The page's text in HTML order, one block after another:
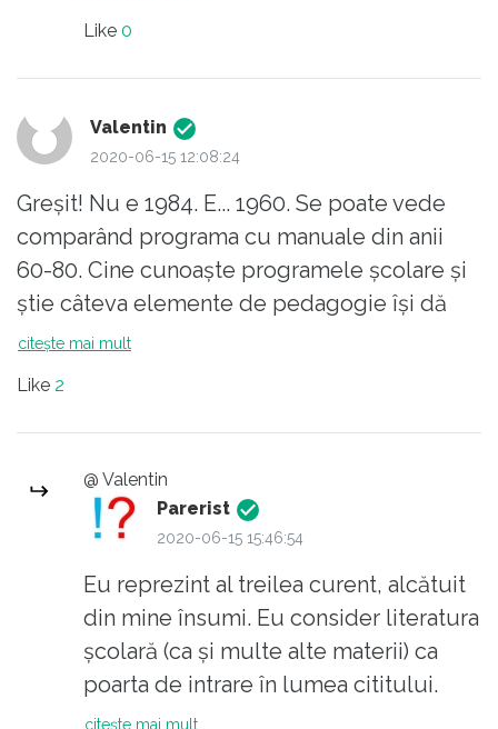
Like 0
Valentin
2020-06-15 12:08:24
Greşit! Nu e 1984. E... 1960. Se poate vede
comparând programa cu manuale din anii
60-80. Cine cunoaşte programele şcolare şi
ştie câteva elemente de pedagogie îşi dă
seama de cusături. Programele şcolare sunt
întreg sistemul este o bătălie între
conservatorism şi reformism, cu urmări
grave suportate de elevi.
Cum funcţionează cele două variante,
aplicate disciplinei pe care o numim
1. Aripa reformistă - consideră literatura un
citește mai mult
Like 2
@ Valentin
Parerist
2020-06-15 15:46:54
Eu reprezint al treilea curent, alcătuit
din mine însumi. Eu consider literatura
școlară (ca și multe alte materii) ca
poarta de intrare în lumea cititului.
Rolul ei este îți trezească apetitul
citește mai mult